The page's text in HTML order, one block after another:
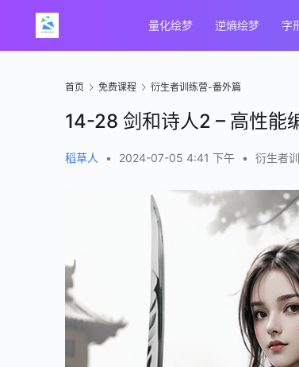
量化绘梦 逆熵绘梦 字
首页 免费课程 衍生者训练营-番外篇
14-28 剑和诗人2 – 高性能
稻草人 • 2024-07-05 4:41 下午 • 衍生者